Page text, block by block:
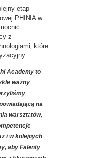
etap
PHINIA w
z
które
Academy to
ważny
na
warsztatów,
i w kolejnych
aby Falenty